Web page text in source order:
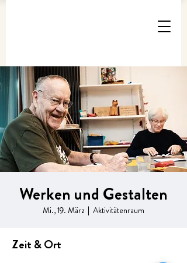
Werken und Gestalten
Mi., 19. März
  |
Aktivitätenraum
Zeit & Ort